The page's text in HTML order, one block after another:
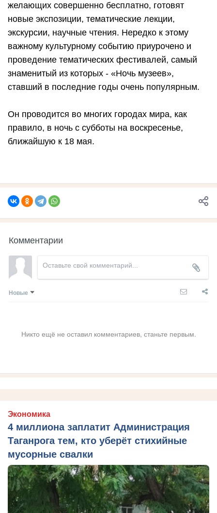
желающих совершенно бесплатно, готовят
новые экспозиции, тематические лекции,
экскурсии, научные чтения. Нередко к этому
важному культурному событию приурочено и
проведение тематических фестивалей, самый
знаменитый из которых - «Ночь музеев»,
ставший в последние годы очень популярным.
Он проводится во многих городах мира, как
правило, в ночь с субботы на воскресенье,
ближайшую к 18 мая.
Комментарии
Новые
Никто ещё не оставил комментариев, станьте первым.
Экономика
4 миллиона заплатит Администрация
Таганрога тем, кто уберёт стихийные
мусорные свалки